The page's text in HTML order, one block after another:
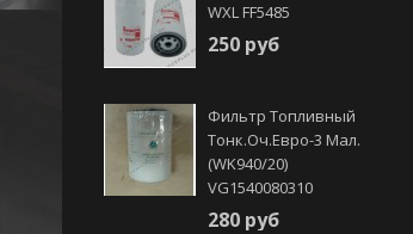
WXL FF5485
250 руб
Фильтр Топливный
Тонк.оч.Евро-3 Мал.
(WK940/20)
VG1540080310
280 руб